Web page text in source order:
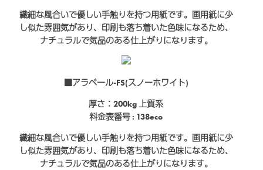
繊細な風合いで優しい手触りを持つ用紙です。画用紙に少
し似た雰囲気があり、印刷も落ち着いた色味になるため、
ナチュラルで気品のある仕上がりになります。
■アラベール-FS(スノーホワイト)
厚さ：200kg 上質系
料金表番号 : 138eco
繊細な風合いで優しい手触りを持つ用紙です。画用紙に少
し似た雰囲気があり、印刷も落ち着いた色味になるため、
ナチュラルで気品のある仕上がりになります。